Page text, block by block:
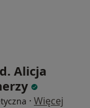
Alicja
· Więcej